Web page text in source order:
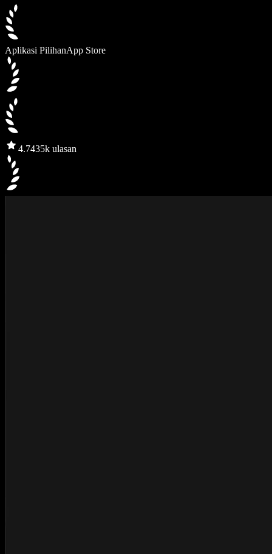
Aplikasi PilihanApp Store
4.7435k ulasan